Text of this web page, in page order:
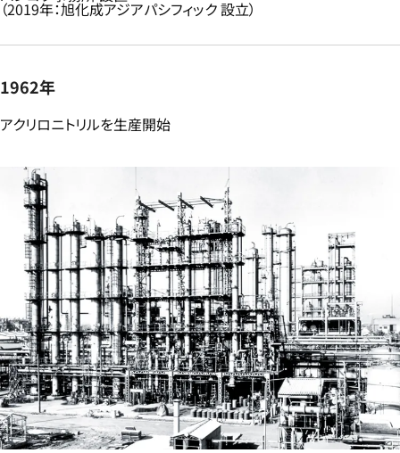
（2019年：旭化成アジアパシフィック 設立）​
1962年
アクリロニトリルを生産開始